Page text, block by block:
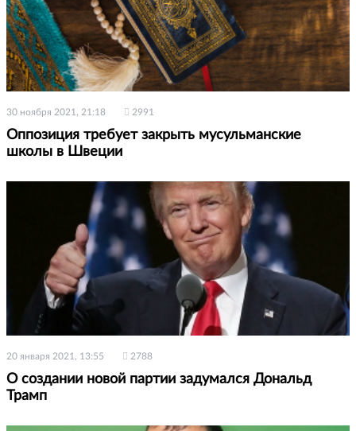
30 ноября 2021, 21:18 2991
Оппозиция требует закрыть мусульманские
школы в Швеции
20 января 2021, 13:55 2788
О создании новой партии задумался Дональд
Трамп